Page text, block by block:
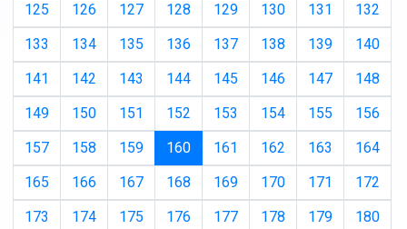
125
126 127 128 129 130 131
132
133
134 135 136 137 138 139
140
141
142 143 144 145 146 147
148
149
150 151 152 153 154 155
156
157
158 159 160(current)
161 162 163
164
165
166 167 168 169 170 171
172
173
174 175 176 177 178 179
180